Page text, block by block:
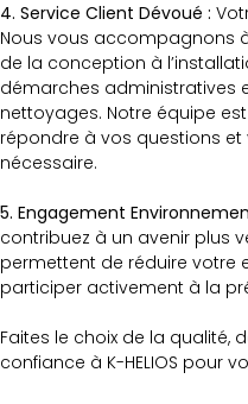
4. Service Client Dévoué :
Nous vous accompagnons
de la conception à
démarches administratives
nettoyages. Notre équipe
répondre à vos questions
nécessaire.
5. Engagement
contribuez à un avenir plus
permettent de réduire votre
participer activement à la
Faites le choix de la qualité,
confiance à K-HELIOS pour